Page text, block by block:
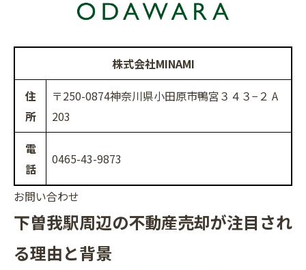
株式会社MINAMI
住
所
〒250-0874神奈川県小田原市鴨宮３４３−２ A
203
電
話
0465-43-9873
お問い合わせ
下曽我駅周辺の不動産売却が注目され
る理由と背景